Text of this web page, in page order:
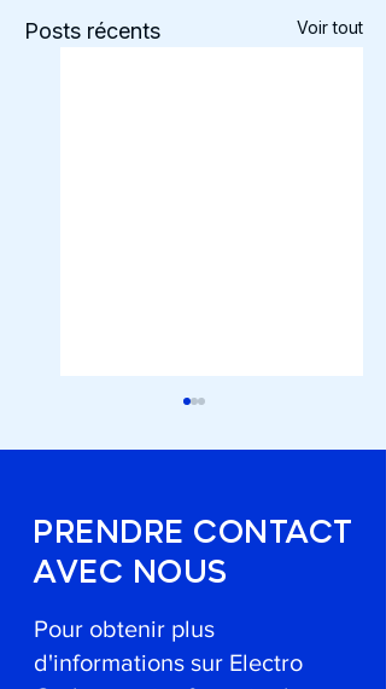
Posts récents Voir tout
UN PRIX EURÊKA
INNOVANT À
EMPREINTE
ENVIRONNEMENTALE
PRENDRE CONTACT
AVEC NOUS
Pour obtenir plus
d'informations sur Electro